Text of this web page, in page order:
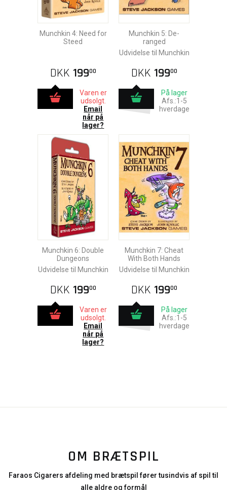
Munchkin 4: Need for
Steed
DKK 19900
Varen er
udsolgt.
Email
når på
lager?
Munchkin 5: De-
ranged
Udvidelse til Munchkin
DKK 19900
På lager
Afs.:1-5
hverdage
Munchkin 6: Double
Dungeons
Udvidelse til Munchkin
DKK 19900
Varen er
udsolgt.
Email
når på
lager?
Munchkin 7: Cheat
With Both Hands
Udvidelse til Munchkin
DKK 19900
På lager
Afs.:1-5
hverdage
OM BRÆTSPIL
Faraos Cigarers afdeling med brætspil fører tusindvis af spil til
alle aldre og formål